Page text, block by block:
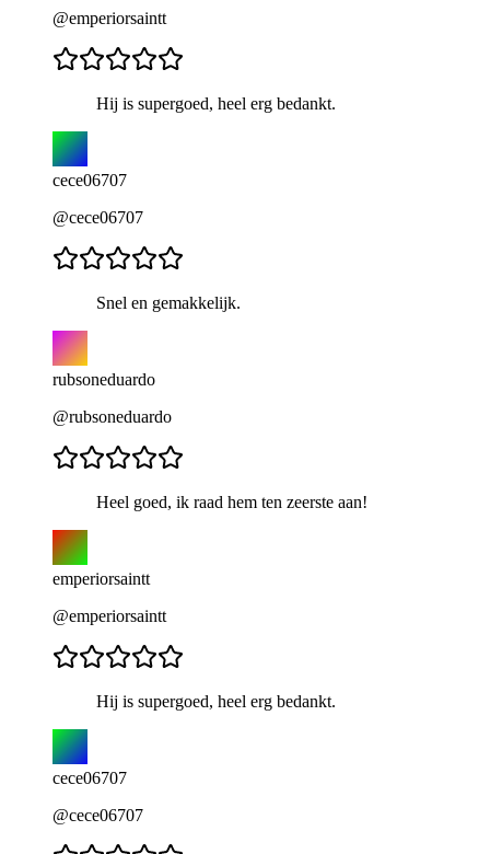
@emperiorsaintt
Hij is supergoed, heel erg bedankt.
cece06707
@cece06707
Snel en gemakkelijk.
rubsoneduardo
@rubsoneduardo
Heel goed, ik raad hem ten zeerste aan!
emperiorsaintt
@emperiorsaintt
Hij is supergoed, heel erg bedankt.
cece06707
@cece06707